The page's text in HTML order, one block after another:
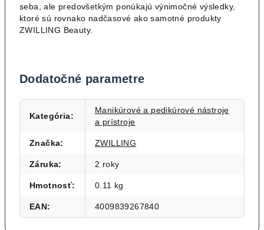
seba, ale predovšetkým ponúkajú výnimočné výsledky,
ktoré sú rovnako nadčasové ako samotné produkty
ZWILLING Beauty.
Dodatočné parametre
Kategória:
Manikúrové a pedikúrové nástroje
a prístroje
Značka: ZWILLING
Záruka: 2 roky
Hmotnosť: 0.11 kg
EAN: 4009839267840